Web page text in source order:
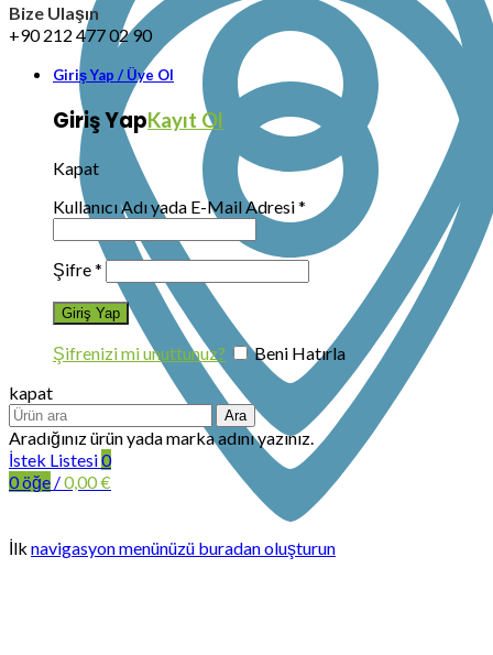
Bize Ulaşın
+90 212 477 02 90
Giriş Yap / Üye Ol
Giriş YapKayıt Ol
Kapat
Kullanıcı Adı yada E-Mail Adresi*
Şifre*
Şifrenizi mi unuttunuz?
Beni Hatırla
kapat
Ara
Aradığınız ürün yada marka adını yazınız.
İstek Listesi0
0öğe /0,00€
İlk navigasyon menünüzü buradan oluşturun